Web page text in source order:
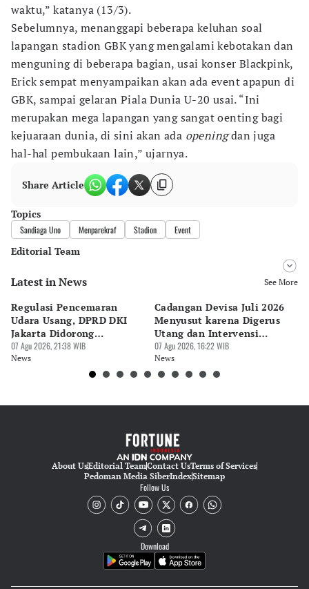
waktu,” katanya (13/3).
Sebelumnya, menanggapi beberapa keluhan soal
lapangan stadion GBK yang mengalami kebotakan dan
menguning di beberapa bagian, usai konser Blackpink,
Erick sempat menyampaikan akan ada event apapun di
GBK, sampai gelaran Piala Dunia U-20 usai. “Ini
merupakan mega lapangan yang sangat oenting bagi
kejuaraan dunia, di sini akan ada openingdan juga
hal-hal pembukaan lain,” ujarnya.
Share Article
Topics
Sandiaga Uno Menparekraf Stadion Event
Editorial Team
Editor
Editor
Ekarina .
Latest in News See More
Regulasi Pencemaran
Udara Usang, DPRD DKI
Jakarta Didorong
Prioritaskan Revisi Perda
07 Agu 2026, 21:38 WIB
News
Cadangan Devisa Juli 2026
Menyusut karena Digerus
Utang dan Intervensi
Rupiah
07 Agu 2026, 16:22 WIB
News
About UsEditorial TeamContact UsTerms of Services
Pedoman Media SiberIndexSitemap
Follow Us
Download